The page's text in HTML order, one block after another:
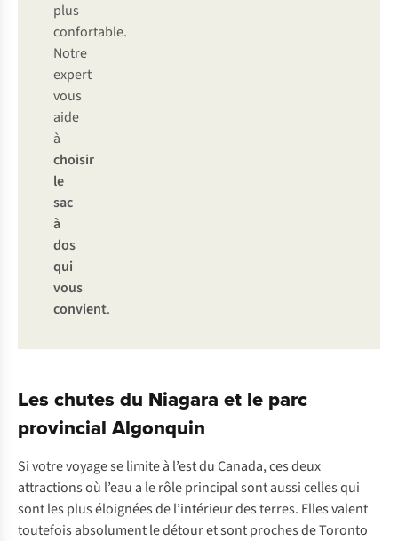
plus
confortable.
Notre
expert
vous
aide
à
choisir
le
sac
à
dos
qui
vous
convient.
Les chutes du Niagara et le parc
provincial Algonquin
Si votre voyage se limite à l’est du Canada, ces deux
attractions où l’eau a le rôle principal sont aussi celles qui
sont les plus éloignées de l’intérieur des terres. Elles valent
toutefois absolument le détour et sont proches de Toronto